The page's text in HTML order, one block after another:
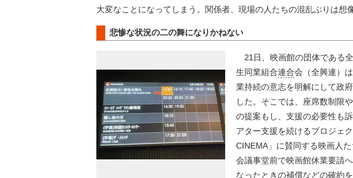
大変なことになってしまう。関係者、現場の人たちの混乱ぶりは想
悲惨な状況の二の舞になりかねない
21日、映画館の団体である
生同業組合連合会（全興連）
業持続の意志を明解にして政
した。そこでは、座席数制限
の提案もし、支援の必要性も
アター支援を続けるプロジェ
CINEMA」に賛同する映画人
会議事堂前で映画館休業要請
なったときの補償などの確約